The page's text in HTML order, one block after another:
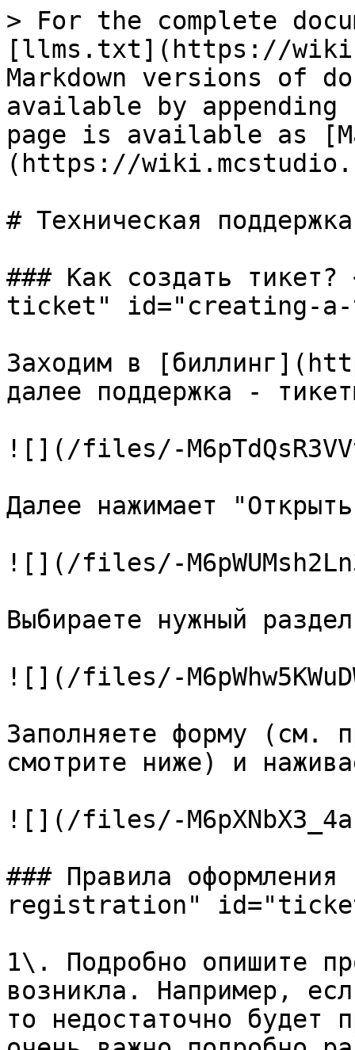
> For the complete
[llms.txt](https://
Markdown versions of
available by
page is available as
(https://
# Техническая
### Как создать
ticket" id="creating-a-
Заходим в
далее поддержка -
![](/files/-
Далее нажимает
![](/files/-
Выбираете нужный
![](/files/-
Заполняете форму (см.
смотрите ниже) и
![](/files/-
### Правила
registration"
1\. Подробно опишите
возникла. Например,
то недостаточно будет